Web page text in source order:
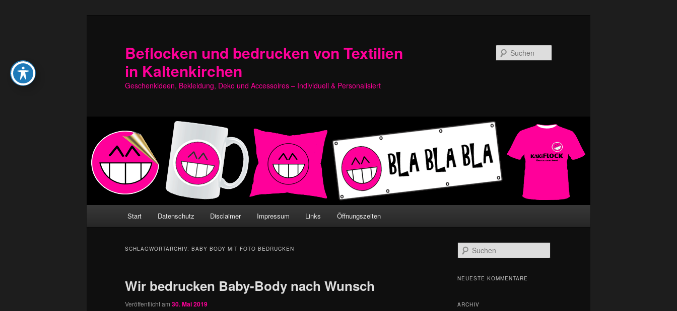
Beflocken und bedrucken von Textilien
in Kaltenkirchen
Geschenkideen, Bekleidung, Deko und Accessoires – Individuell & Personalisiert
Start Datenschutz Disclaimer Impressum Links Öffnungszeiten
SCHLAGWORTARCHIV: BABY BODY MIT FOTO BEDRUCKEN
Wir bedrucken Baby-Body nach Wunsch
Veröffentlicht am 30. Mai 2019
u
h
NEUESTE KOMMENTARE
ARCHIV